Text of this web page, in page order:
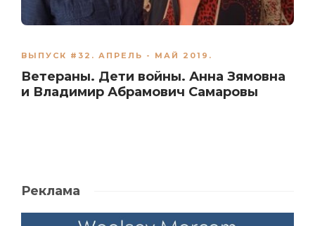
ВЫПУСК #32. АПРЕЛЬ - МАЙ 2019.
Ветераны. Дети войны. Анна Зямовна
и Владимир Абрамович Самаровы
Реклама